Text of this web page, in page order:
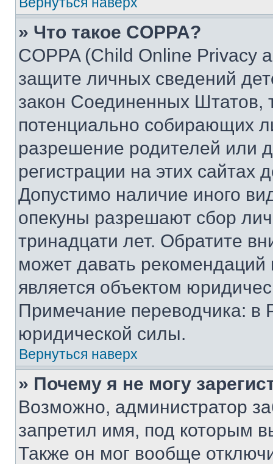
» Что такое COPPA?
COPPA (Child Online Privacy
защите личных сведений
закон Соединенных Штатов,
потенциально собирающих
разрешение родителей или
регистрации на этих сайтах
Допустимо наличие иного
опекуны разрешают сбор
тринадцати лет. Обратите
может давать
является объектом
Примечание переводчика: в
юридической силы.
Вернуться наверх
» Почему я не могу
Возможно, администратор
запретил имя, под которым
Также он мог вообще